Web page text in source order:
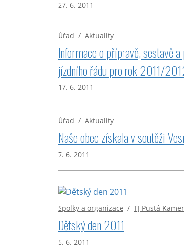
27. 6. 2011
Úřad / Aktuality
Informace o přípravě, sestavě
jízdního řádu pro rok 2011/
17. 6. 2011
Úřad / Aktuality
Naše obec získala v soutěži
7. 6. 2011
Spolky a organizace / TJ Pustá
Dětský den 2011
5. 6. 2011